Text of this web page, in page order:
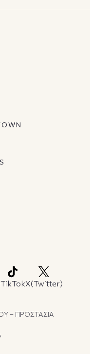
TikTokX(Twitter)
– ΠΡΟΣΤΑΣΙΑ